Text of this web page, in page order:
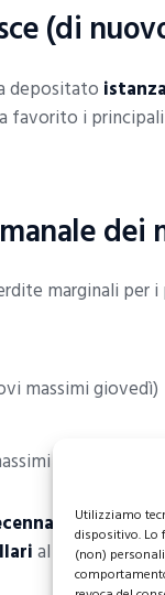
Utilizziamo
dispositivo. Lo
(non)
(di
depositato
favorito i
dei
marginali per
massimi giovedì)
da otto mesi.
è sceso al
al barile. Il